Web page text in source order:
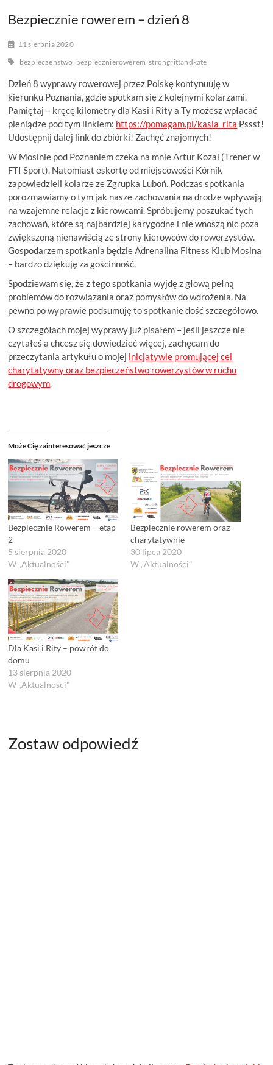
Bezpiecznie rowerem – dzień 8
11 sierpnia 2020
bezpieczeństwo bezpiecznierowerem strongrittandkate
Dzień 8 wyprawy rowerowej przez Polskę kontynuuję w
kierunku Poznania, gdzie spotkam się z kolejnymi kolarzami.
Pamiętaj – kręcę kilometry dla Kasi i Rity a Ty możesz wpłacać
pieniądze pod tym linkiem: https://pomagam.pl/kasia_rita Pssst!
Udostępnij dalej link do zbiórki! Zachęć znajomych!
W Mosinie pod Poznaniem czeka na mnie Artur Kozal (Trener w
FTI Sport). Natomiast eskortę od miejscowości Kórnik
zapowiedzieli kolarze ze Zgrupka Luboń. Podczas spotkania
porozmawiamy o tym jak nasze zachowania na drodze wpływają
na wzajemne relacje z kierowcami. Spróbujemy poszukać tych
zachowań, które są najbardziej karygodne i nie wnoszą nic poza
zwiększoną nienawiścią ze strony kierowców do rowerzystów.
Gospodarzem spotkania będzie Adrenalina Fitness Klub Mosina
– bardzo dziękuję za gościnność.
Spodziewam się, że z tego spotkania wyjdę z głową pełną
problemów do rozwiązania oraz pomysłów do wdrożenia. Na
pewno po wyprawie podsumuję to spotkanie dość szczegółowo.
O szczegółach mojej wyprawy już pisałem – jeśli jeszcze nie
czytałeś a chcesz się dowiedzieć więcej, zachęcam do
przeczytania artykułu o mojej inicjatywie promującej cel
charytatywny oraz bezpieczeństwo rowerzystów w ruchu
drogowym.
Może Cię zainteresować jeszcze
Bezpiecznie Rowerem – etap
2
5 sierpnia 2020
W „Aktualności"
Bezpiecznie rowerem oraz
charytatywnie
30 lipca 2020
W „Aktualności"
Dla Kasi i Rity – powrót do
domu
13 sierpnia 2020
W „Aktualności"
Zostaw odpowiedź